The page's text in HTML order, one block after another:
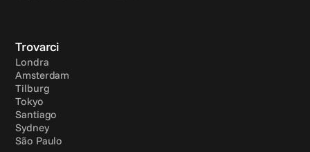
Trovarci
Londra
Amsterdam
Tilburg
Tokyo
Santiago
Sydney
São Paulo